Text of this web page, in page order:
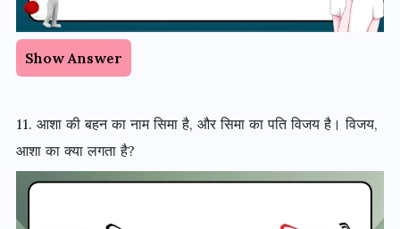
Show Answer
11. आशा की बहन का नाम सिमा है, और सिमा का पति विजय है। विजय,
आशा का क्या लगता है?